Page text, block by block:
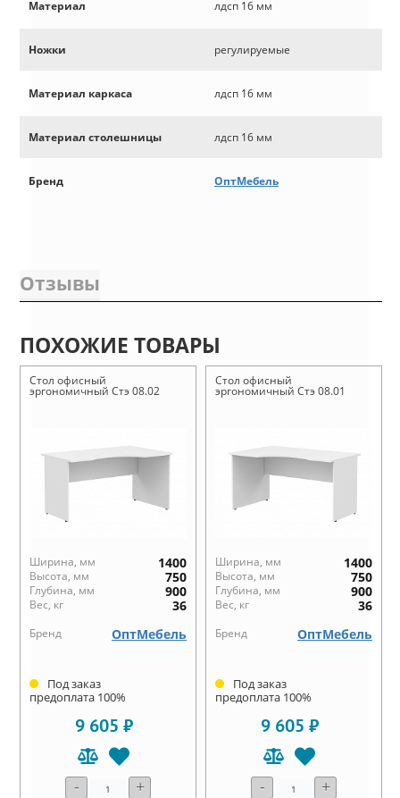
Материал лдсп 16 мм
Ножки регулируемые
Материал каркаса лдсп 16 мм
Материал столешницы лдсп 16 мм
Бренд ОптМебель
Отзывы
ПОХОЖИЕ ТОВАРЫ
Стол офисный
эргономичный Стэ 08.02
Ширина, мм 1400
Высота, мм 750
Глубина, мм 900
Вес, кг 36
Бренд ОптМебель
Под заказ
предоплата 100%
9 605 ₽
- +
Стол офисный
эргономичный Стэ 08.01
Ширина, мм 1400
Высота, мм 750
Глубина, мм 900
Вес, кг 36
Бренд ОптМебель
Под заказ
предоплата 100%
9 605 ₽
- +